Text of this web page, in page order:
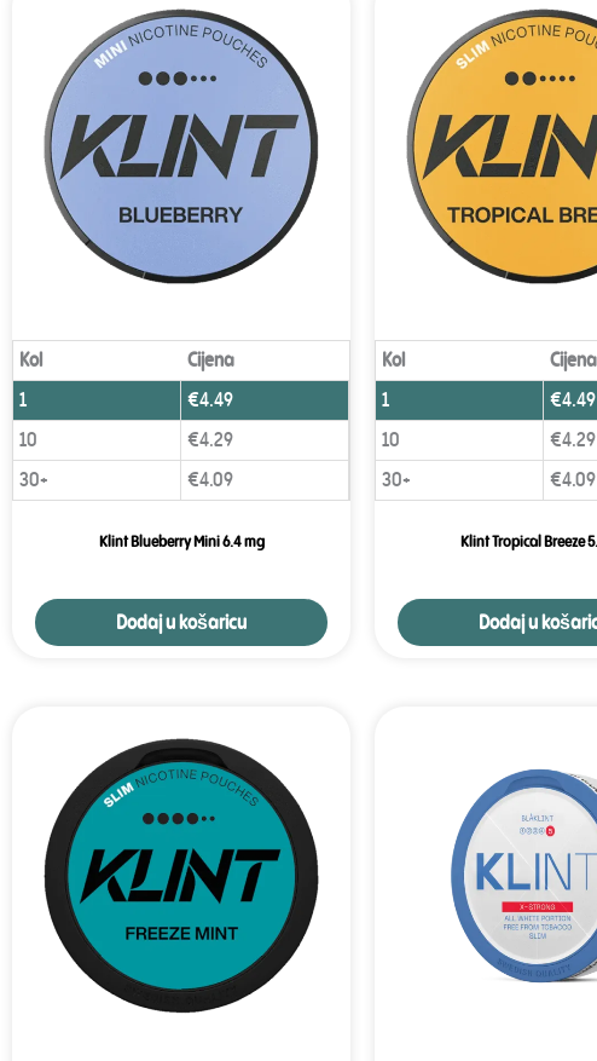
Kol
Cijena
1
€4.49
10
€4.29
30+
€4.09
Klint Blueberry Mini 6.4 mg
Dodaj u košaricu
Kol
Cijena
1
€4.49
10
€4.29
30+
€4.09
Klint Tropical Breeze
Dodaj u